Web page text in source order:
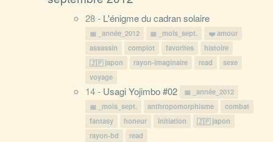
28 - L'énigme du cadran solaire
_année_2012 _mois_sept.
amour
assassin
complot favorites
histoire
japon
rayon-imaginaire read
sexe
voyage
14 - Usagi Yojimbo #02
_année_2012
_mois_sept.
anthropomorphisme
combat
fantasy
honeur initiation
japon
rayon-bd
read